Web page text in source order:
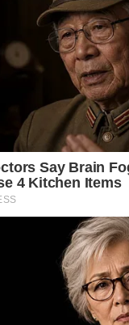
Say Bra​in
4 Kitchen Items